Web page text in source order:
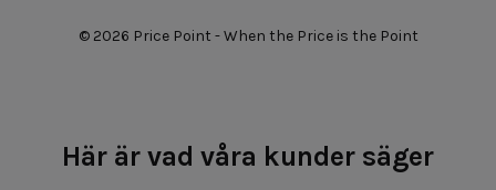
© 2026 Price Point - When the Price is the Point
Här är vad våra kunder säger